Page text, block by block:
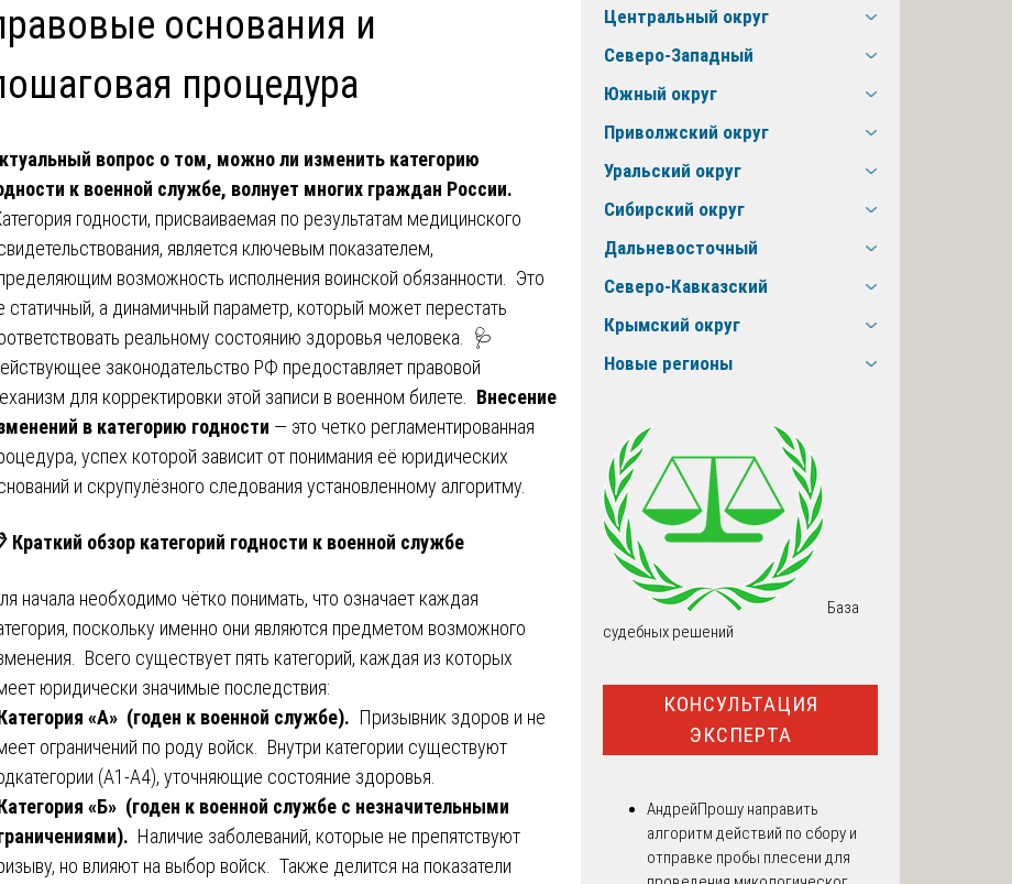
основания и
процедура
вопрос о том, можно ли изменить категорию
к военной службе, волнует многих граждан России.
годности, присваиваемая по результатам медицинского
является ключевым показателем,
возможность исполнения воинской обязанности. Это
статичный, а динамичный параметр, который может перестать
реальному состоянию здоровья человека. 🩺
законодательство РФ предоставляет правовой
для корректировки этой записи в военном билете. Внесение
в категорию годности — это четко регламентированная
успех которой зависит от понимания её юридических
и скрупулёзного следования установленному алгоритму.
Краткий обзор категорий годности к военной службе
начала необходимо чётко понимать, что означает каждая
поскольку именно они являются предметом возможного
Всего существует пять категорий, каждая из которых
юридически значимые последствия:
«А» (годен к военной службе). Призывник здоров и не
ограничений по роду войск. Внутри категории существуют
(А1-А4), уточняющие состояние здоровья.
«Б» (годен к военной службе с незначительными
Наличие заболеваний, которые не препятствуют
но влияют на выбор войск. Также делится на показатели
Центральный округ
Северо-Западный
Южный округ
Приволжский округ
Уральский округ
Сибирский округ
Дальневосточный
Северо-Кавказский
Крымский округ
Новые регионы
База
судебных решений
КОНСУЛЬТАЦИЯ
ЭКСПЕРТА
АндрейПрошу направить
алгоритм действий по сбору и
отправке пробы плесени для